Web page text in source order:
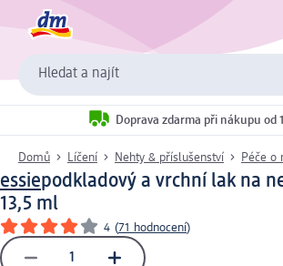
Hledat a najít
Doprava zdarma při nákupu od
Domů Líčení Nehty & příslušenství Péče o
essiepodkladový a vrchní lak na
13,5 ml
4 (71 hodnocení)